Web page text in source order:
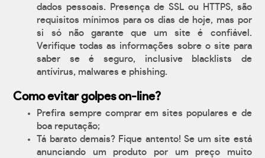
dados pessoais. Presença de SSL ou HTTPS, são
requisitos mínimos para os dias de hoje, mas por
si só não garante que um site é confiável.
Verifique todas as informações sobre o site para
saber se é seguro, inclusive blacklists de
antívirus, malwares e phishing.
Como evitar golpes on-line?
Prefira sempre comprar em sites populares e de
boa reputação;
Tá barato demais? Fique antento! Se um site está
anunciando um produto por um preço muito